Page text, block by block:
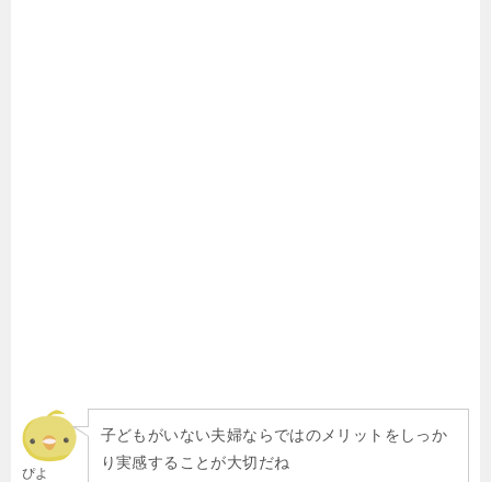
ぴよ
子どもがいない夫婦ならではのメリットをしっか
り実感することが大切だね